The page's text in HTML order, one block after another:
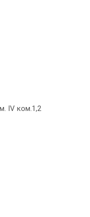
IV ком.1,2